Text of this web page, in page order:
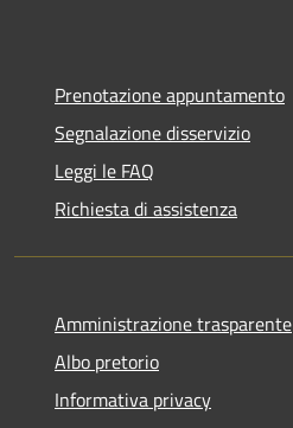
Prenotazione appuntamento
Segnalazione disservizio
Leggi le FAQ
Richiesta di assistenza
Amministrazione trasparente
Albo pretorio
Informativa privacy